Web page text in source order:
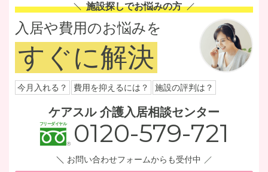
施設探しでお悩みの方
入居や費用のお悩みを
すぐに解決
今月入れる？ 費用を抑えるには？ 施設の評判は？
ケアスル 介護入居相談センター
0120-579-721
お問い合わせフォームからも受付中